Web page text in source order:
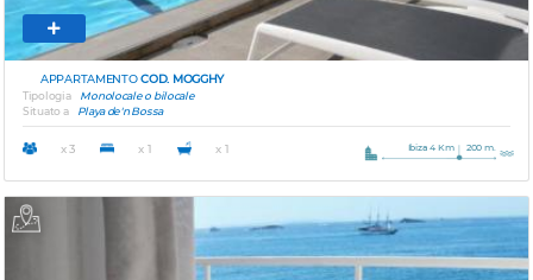
APPARTAMENTOCOD. MOGGHY
Tipologia
Monolocale o bilocale
Situato a
Playa de'n Bossa
x 3 x 1 x 1 Ibiza 4 Km 200 m.